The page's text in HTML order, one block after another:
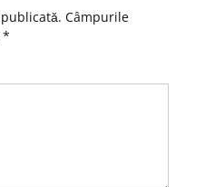
Câmpurile
*